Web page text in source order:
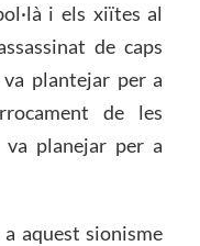
i els xiïtes al
de caps
plantejar per a
de les
va planejar per a
aquest sionisme